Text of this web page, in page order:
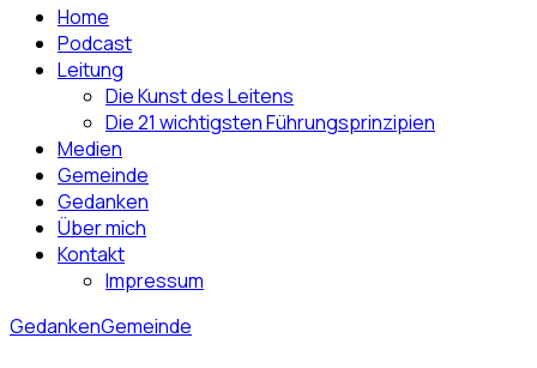
Home
Podcast
Leitung
Die Kunst des Leitens
Die 21 wichtigsten Führungsprinzipien
Medien
Gemeinde
Gedanken
Über mich
Kontakt
Impressum
GedankenGemeinde